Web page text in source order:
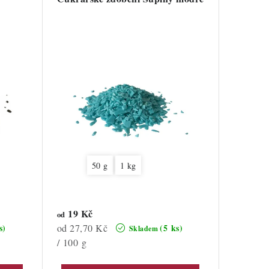
50 g 1 kg
Skladem(5 ks)
od 19 Kč
Měrná
cena:
od 27,70 Kč
/ 100 g